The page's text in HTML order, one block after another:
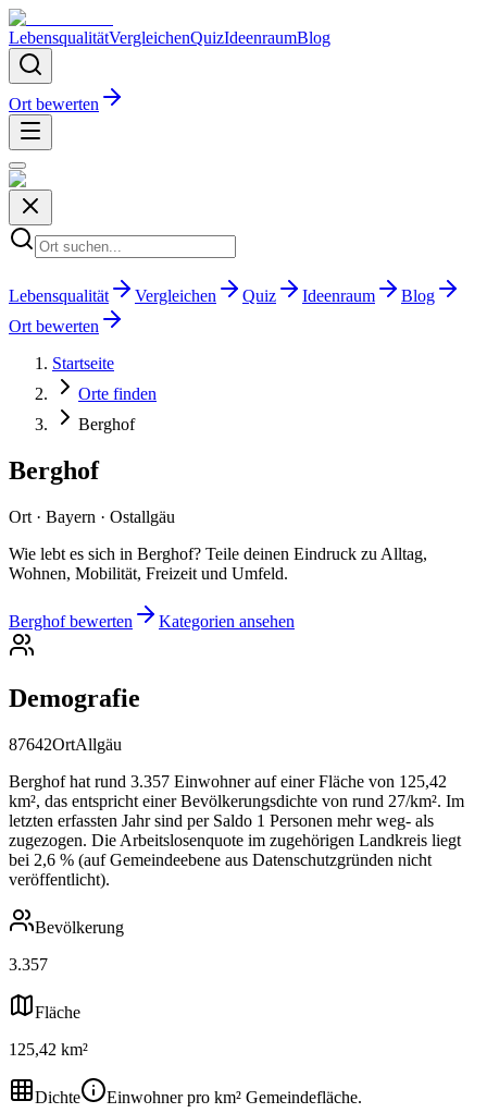
LebensqualitätVergleichenQuizIdeenraumBlog
Ort bewerten
Lebensqualität Vergleichen Quiz Ideenraum
Blog
Ort bewerten
Startseite
Orte finden
Berghof
Berghof
Ort · Bayern · Ostallgäu
Wie lebt es sich in Berghof? Teile deinen Eindruck zu Alltag,
Wohnen, Mobilität, Freizeit und Umfeld.
Berghof bewerten Kategorien ansehen
Demografie
87642OrtAllgäu
Berghof hat rund 3.357 Einwohner auf einer Fläche von 125,42
km², das entspricht einer Bevölkerungsdichte von rund 27/km². Im
letzten erfassten Jahr sind per Saldo 1 Personen mehr weg- als
zugezogen. Die Arbeitslosenquote im zugehörigen Landkreis liegt
bei 2,6 % (auf Gemeindeebene aus Datenschutzgründen nicht
veröffentlicht).
Bevölkerung
3.357
Fläche
125,42 km²
Dichte
Einwohner pro km² Gemeindefläche.